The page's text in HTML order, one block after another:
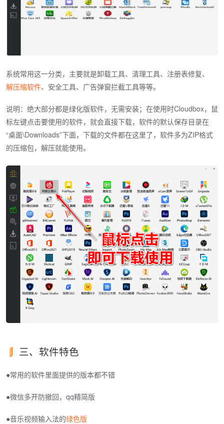
系统常用这一分类，主要就是卸载工具、清理工具、注册表修复、
解压缩软件、安全工具、广告弹窗拦截工具等等。
说明：绝大部分都是绿化版软件，无需安装；在使用时Cloudbox，鼠
标左键点击要使用的软件，就会直接下载，软件的默认保存目录在
“桌面\Downloads”下面，下载的文件都在这里了，软件多为ZIP格式
的压缩包，解压就能使用。
三、软件特色
●常用的软件里面提供的版本都不错
●微信多开防撤回，qq精简版
●音乐视频输入法的绿色版